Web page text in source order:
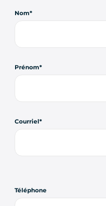
Nom
Prénom
Courriel
Téléphone